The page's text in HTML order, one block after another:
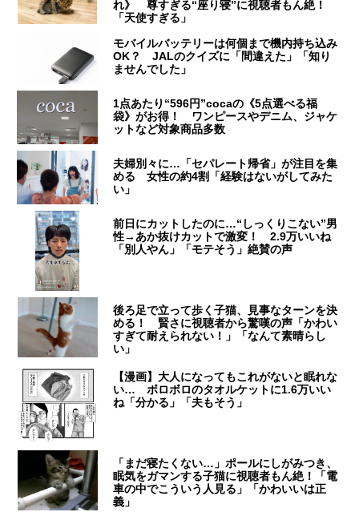
れ》 尊すぎる“座り寝”に視聴者もん絶！
「天使すぎる」
モバイルバッテリーは何個まで機内持ち込み
OK？ JALのクイズに「間違えた」「知り
ませんでした」
1点あたり“596円”cocaの《5点選べる福
袋》がお得！ ワンピースやデニム、ジャケ
ットなど対象商品多数
夫婦別々に…「セパレート帰省」が注目を集
める 女性の約4割「経験はないがしてみた
い」
前日にカットしたのに…“しっくりこない”男
性→あか抜けカットで激変！ 2.9万いいね
「別人やん」「モテそう」絶賛の声
後ろ足で立って歩く子猫、見事なターンを決
める！ 賢さに視聴者から驚嘆の声「かわい
すぎて耐えられない！」「なんて素晴らし
い」
【漫画】大人になってもこれがないと眠れな
い… ボロボロのタオルケットに1.6万いい
ね「分かる」「夫もそう」
「まだ寝たくない…」ポールにしがみつき、
眠気をガマンする子猫に視聴者もん絶！「電
車の中でこういう人見る」「かわいいは正
義」